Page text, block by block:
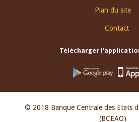
Plan du site
Contact
Télécharger
© 2018 Banque Centrale des Etats
(BCEAO)